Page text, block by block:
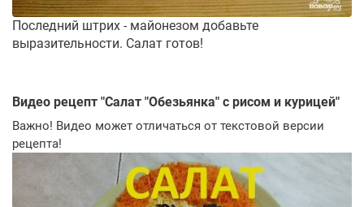
Последний штрих - майонезом добавьте
выразительности. Салат готов!
Видео рецепт "Салат "Обезьянка" с рисом и курицей"
Важно! Видео может отличаться от текстовой версии
рецепта!